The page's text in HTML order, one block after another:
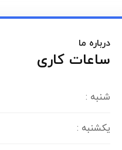
درباره ما
ساعات کاری
شنبه :
یکشنبه :